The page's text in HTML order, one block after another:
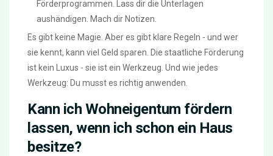
Förderprogrammen. Lass dir die Unterlagen
aushändigen. Mach dir Notizen.
Es gibt keine Magie. Aber es gibt klare Regeln - und wer
sie kennt, kann viel Geld sparen. Die staatliche Förderung
ist kein Luxus - sie ist ein Werkzeug. Und wie jedes
Werkzeug: Du musst es richtig anwenden.
Kann ich Wohneigentum fördern
lassen, wenn ich schon ein Haus
besitze?